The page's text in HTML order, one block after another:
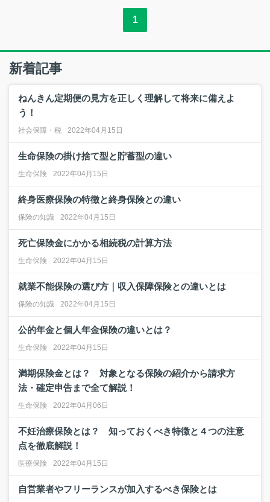
1
新着記事
ねんきん定期便の見方を正しく理解して将来に備えよ
う！
社会保障・税 2022年04月15日
生命保険の掛け捨て型と貯蓄型の違い
生命保険 2022年04月15日
終身医療保険の特徴と終身保険との違い
保険の知識 2022年04月15日
死亡保険金にかかる相続税の計算方法
生命保険 2022年04月15日
就業不能保険の選び方｜収入保障保険との違いとは
保険の知識 2022年04月15日
公的年金と個人年金保険の違いとは？
生命保険 2022年04月15日
満期保険金とは？ 対象となる保険の紹介から請求方
法・確定申告まで全て解説！
生命保険 2022年04月06日
不妊治療保険とは？ 知っておくべき特徴と４つの注意
点を徹底解説！
医療保険 2022年04月15日
自営業者やフリーランスが加入するべき保険とは